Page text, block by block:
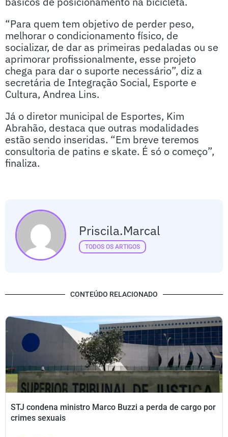
“Para quem tem objetivo de perder peso,
melhorar o condicionamento físico, de
socializar, de dar as primeiras pedaladas ou se
aprimorar profissionalmente, esse projeto
chega para dar o suporte necessário”, diz a
secretária de Integração Social, Esporte e
Cultura, Andrea Lins.
Já o diretor municipal de Esportes, Kim
Abrahão, destaca que outras modalidades
estão sendo inseridas. “Em breve teremos
consultoria de patins e skate. É só o começo”,
finaliza.
Priscila.marcal
TODOS OS ARTIGOS
CONTEÚDO RELACIONADO
STJ condena ministro Marco Buzzi a perda de cargo por
crimes sexuais